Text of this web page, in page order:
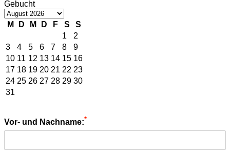
Gebucht
M D M D F S
S
1
2
3
4 5 6 7 8
9
10 11 12 13 14 15 16
17 18 19 20 21 22 23
24 25 26 27 28 29 30
31
Vor- und Nachname:*